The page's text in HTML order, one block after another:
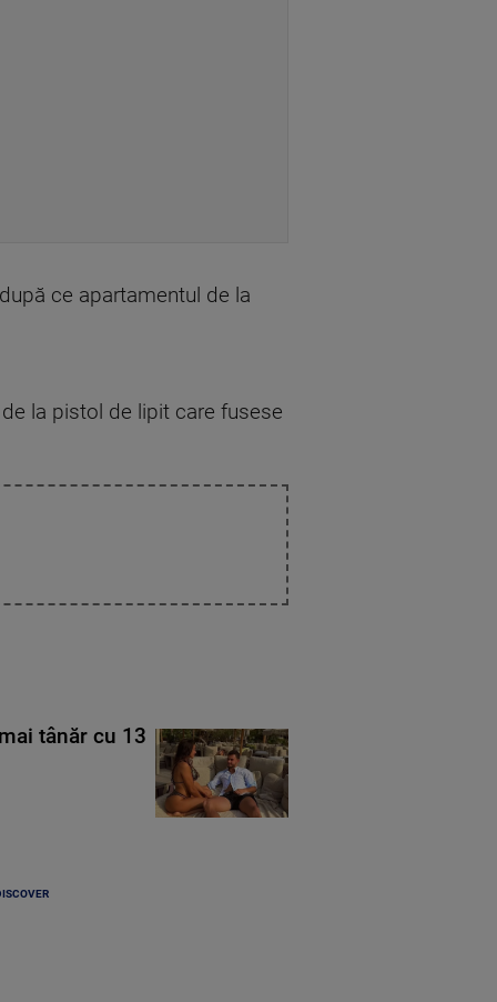
ce apartamentul de la
la pistol de lipit care fusese
tânăr cu 13